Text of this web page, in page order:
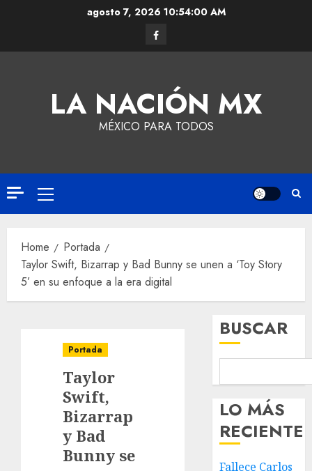
agosto 7, 2026 10:54:00 AM
LA NACIÓN MX
MÉXICO PARA TODOS
Home
Portada
Taylor Swift, Bizarrap y Bad Bunny se unen a ‘Toy Story
5’ en su enfoque a la era digital
Portada
Taylor
Swift,
Bizarrap
y Bad
Bunny se
BUSCAR
LO MÁS
RECIENTE
Fallece Carlos